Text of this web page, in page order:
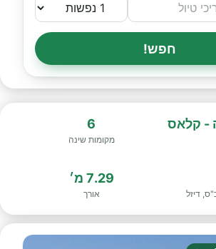
חפש!
- קלאס
6
מקומות שינה
7.29 מ׳
אורך